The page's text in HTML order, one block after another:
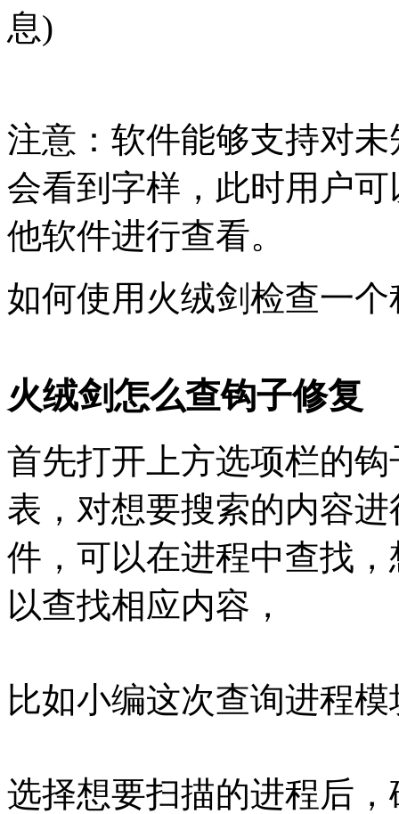
息)
注意：软件能够支持对
会看到字样，此时用户
他软件进行查看。
如何使用火绒剑检查一
火绒剑怎么查钩子修复
首先打开上方选项栏的
表，对想要搜索的内容
件，可以在进程中查找
以查找相应内容，
比如小编这次查询进程
选择想要扫描的进程后